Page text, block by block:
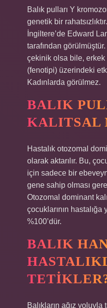
Balık pulları Y
genetik bir
İngiltere’de Edward
tarafından
çekinik olsa bile, erkek
(fenotipi) üzerindeki
Kadınlarda görülmez.
BALIK
KALITSAL
Hastalık otozomal
olarak aktarılır. Bu,
için sadece bir
gene sahip olması
Otozomal dominant
çocuklarının hastalığa
%100’dür.
BALIK
Balıkların ağız